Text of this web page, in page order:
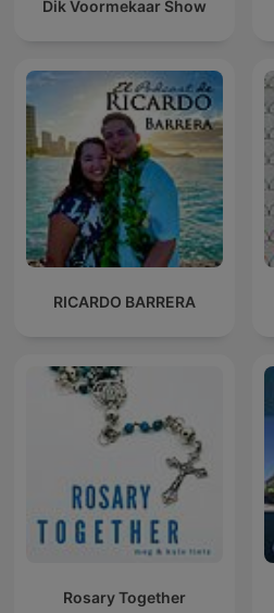
Dik Voormekaar Show
RICARDO BARRERA
Rosary Together